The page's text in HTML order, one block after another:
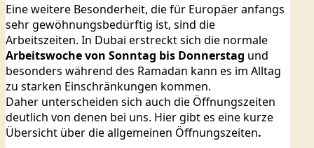
Eine weitere Besonderheit, die für Europäer anfangs
sehr gewöhnungsbedürftig ist, sind die
Arbeitszeiten. In Dubai erstreckt sich die normale
Arbeitswoche von Sonntag bis Donnerstag und
besonders während des Ramadan kann es im Alltag
zu starken Einschränkungen kommen.
Daher unterscheiden sich auch die Öffnungszeiten
deutlich von denen bei uns. Hier gibt es eine kurze
Übersicht über die allgemeinen Öffnungszeiten.